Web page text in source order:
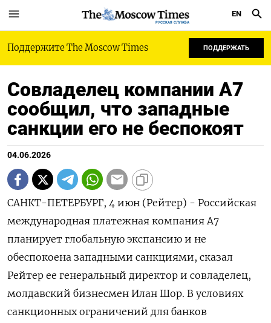
РУССКАЯ СЛУЖБА
EN
Поддержите The Moscow Times ПОДДЕРЖАТЬ
Совладелец компании А7
сообщил, что западные
санкции его не беспокоят
04.06.2026
САНКТ-ПЕТЕРБУРГ, 4 июн (Рейтер) - Российская
международная платежная компания A7
планирует глобальную экспансию и не
обеспокоена западными санкциями, сказал
Рейтер ‌ее генеральный директор и совладелец,
молдавский бизнесмен Илан Шор. В условиях
санкционных ограничений для банков